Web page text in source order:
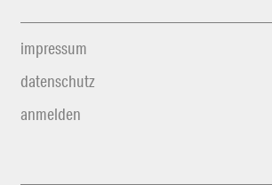
impressum
datenschutz
anmelden